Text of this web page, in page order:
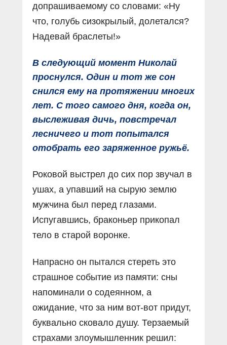
допрашиваемому со словами: «Ну
что, голубь сизокрылый, долетался?
Надевай браслеты!»
В следующий момент Николай
проснулся. Один и тот же сон
снился ему на протяжении многих
лет. С того самого дня, когда он,
выслеживая дичь, повстречал
лесничего и тот попытался
отобрать его заряженное ружьё.
Роковой выстрел до сих пор звучал в
ушах, а упавший на сырую землю
мужчина был перед глазами.
Испугавшись, браконьер прикопал
тело в старой воронке.
Напрасно он пытался стереть это
страшное событие из памяти: сны
напоминали о содеянном, а
ожидание, что за ним вот-вот придут,
буквально сковало душу. Терзаемый
страхами злоумышленник решил: